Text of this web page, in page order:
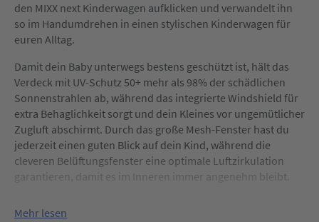
den MIXX next Kinderwagen aufklicken und verwandelt ihn
so im Handumdrehen in einen stylischen Kinderwagen für
euren Alltag.
Damit dein Baby unterwegs bestens geschützt ist, hält das
Verdeck mit UV-Schutz 50+ mehr als 98% der schädlichen
Sonnenstrahlen ab, während das integrierte Windshield für
extra Behaglichkeit sorgt und dein Kleines vor ungemütlicher
Zugluft abschirmt. Durch das große Mesh-Fenster hast du
jederzeit einen guten Blick auf dein Kind, während die
cleveren Belüftungsfenster eine optimale Luftzirkulation
garantieren, damit es im Inneren immer angenehm bleibt.
Dream Drape™ für eine schattige Umgebung und ein
Mehr lesen